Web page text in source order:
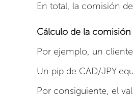
En total, la comisión
Cálculo de la
Por ejemplo, un
Un pip de CAD/JPY
Por consiguiente, el